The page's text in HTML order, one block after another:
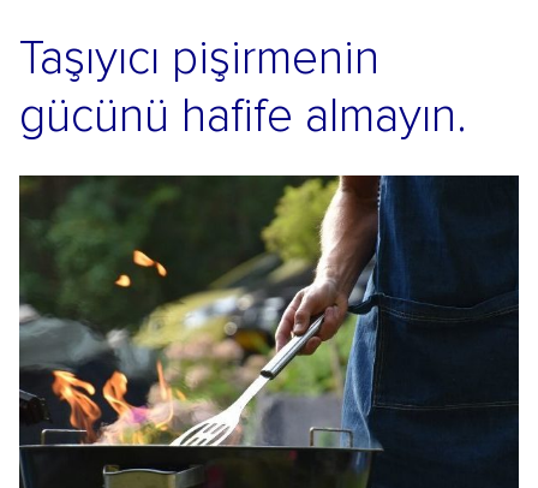
Taşıyıcı pişirmenin
gücünü hafife almayın.